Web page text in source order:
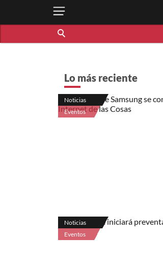
Lo más reciente
Noticias
Eventos
Noticias
Eventos